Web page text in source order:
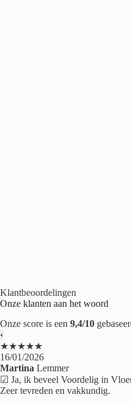
Klantbeoordelingen
Onze klanten aan het woord
Onze score is een 9,4/10
‹
★★★★★
16/01/2026
Martina Lemmer
☑ Ja, ik beveel Voordelig in
Zeer tevreden en vakkundig.